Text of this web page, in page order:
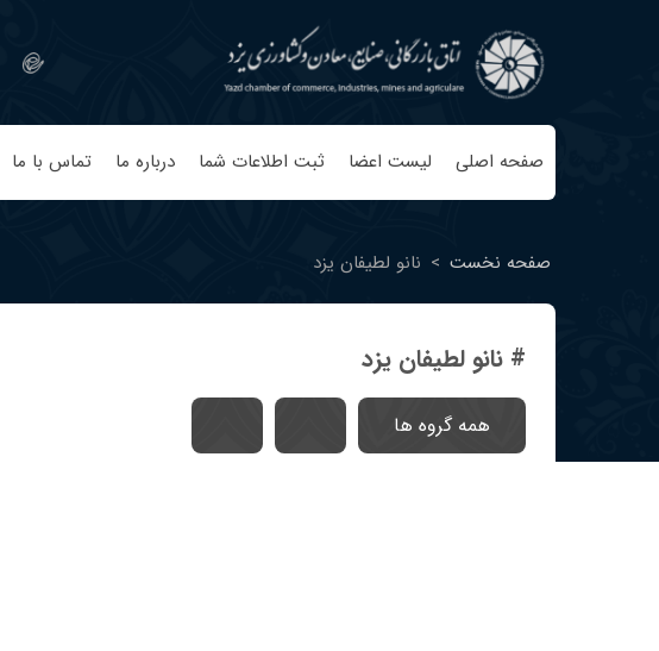
صفحه اصلی لیست اعضا ثبت اطلاعات شما درباره ما تماس با ما
صفحه نخست > نانو لطیفان یزد
# نانو لطیفان یزد
همه گروه ها